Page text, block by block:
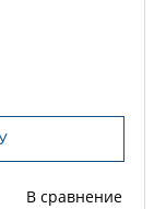
В сравнение